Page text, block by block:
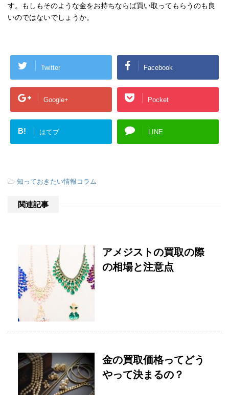
す。もしもそのような金をお持ちならば買い取ってもらうのも良
いのではないでしょうか。
Twitter Facebook
Google+ Pocket
B! はてブ LINE
-知っておきたい情報コラム
関連記事
アメジストの買取の際
の相場と注意点
金の買取価格ってどう
やって決まるの？